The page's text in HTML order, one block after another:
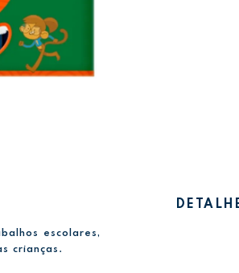
escolares,
crianças.